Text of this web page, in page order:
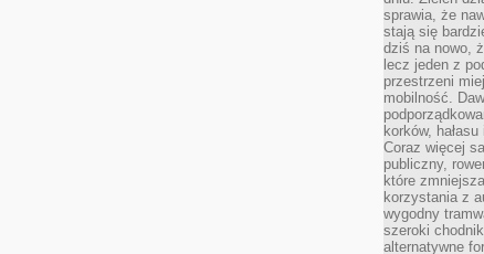
sprawia, że
stają się
dziś na nowo,
lecz jeden z
przestrzeni
mobilność.
korków,
Coraz więcej
publiczny,
które
korzystania z
wygodny
szeroki
alternatywne